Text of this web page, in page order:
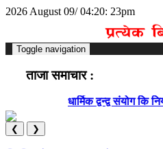
2026 August 09/ 04:20: 23pm
Toggle navigation
ताजा समाचार :
धार्मिक द्वन्द्व संयोग कि
❮ ❯